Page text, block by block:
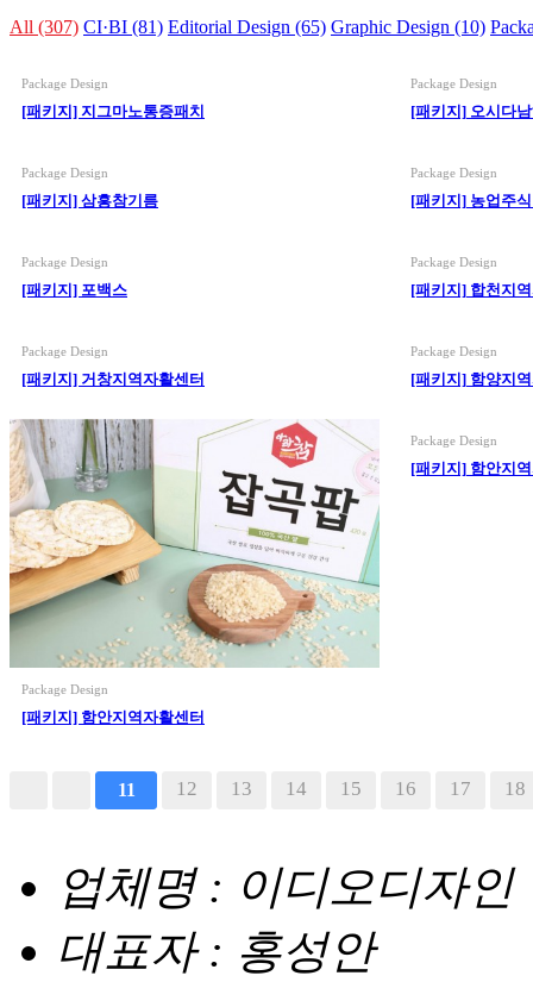
All (307) CI·BI (81) Editorial Design (65) Graphic Design (10)
(19)
Package Design
[패키지] 지그마노통증패치
Package Design
[패키지] 오시다
Package Design
[패키지] 삼흥참기름
Package Design
[패키지] 농업주
Package Design
[패키지] 포백스
Package Design
[패키지] 합천지
Package Design
[패키지] 거창지역자활센터
Package Design
[패키지] 함양지
Package Design
[패키지] 함안지역자활센터
Package Design
[패키지] 함안지
11 12 13 14 15 16 17 18
맨끝
업체명 : 이디오디자인
대표자 : 홍성안